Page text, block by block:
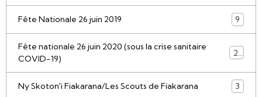
Fête Nationale 26 juin 2019 9
Fête nationale 26 juin 2020 (sous la crise sanitaire
COVID-19)
21
Ny Skoton'i Fiakarana/Les Scouts de Fiakarana 3